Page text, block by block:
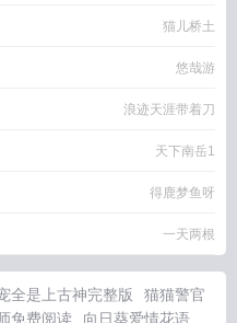
猫儿桥土
悠哉游
浪迹天涯带着刀
天下南岳1
得鹿梦鱼呀
一天两根
全是上古神完整版
猫猫警官
免费阅读 向日葵爱情花语